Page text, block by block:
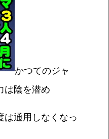
かつてのジャ
は陰を潜め
は通用しなくなっ